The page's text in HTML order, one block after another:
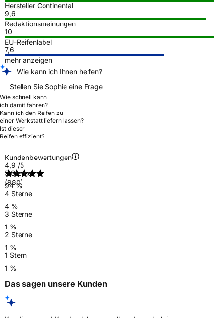
Hersteller Continental
9,6
Redaktionsmeinungen
10
EU-Reifenlabel
7,6
mehr anzeigen
Wie kann ich Ihnen helfen?
Stellen Sie Sophie eine Frage
Wie schnell kann
ich damit fahren?
Kann ich den Reifen zu
einer Werkstatt liefern lassen?
Ist dieser
Reifen effizient?
Kundenbewertungen
4,9 /5
(980)
5 Sterne
94 %
4 Sterne
4 %
3 Sterne
1 %
2 Sterne
1 %
1 Stern
1 %
Das sagen unsere Kunden